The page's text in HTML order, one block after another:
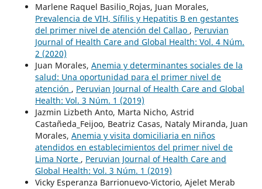
Marlene Raquel Basilio_Rojas, Juan Morales,
Prevalencia de VIH, Sífilis y Hepatitis B en gestantes
del primer nivel de atención del Callao , Peruvian
Journal of Health Care and Global Health: Vol. 4 Núm.
2 (2020)
Juan Morales, Anemia y determinantes sociales de la
salud: Una oportunidad para el primer nivel de
atención , Peruvian Journal of Health Care and Global
Health: Vol. 3 Núm. 1 (2019)
Jazmin Lizbeth Anto, Marta Nicho, Astrid
Castañeda_Feijoo, Beatriz Casas, Nataly Miranda, Juan
Morales, Anemia y visita domiciliaria en niños
atendidos en establecimientos del primer nivel de
Lima Norte , Peruvian Journal of Health Care and
Global Health: Vol. 3 Núm. 1 (2019)
Vicky Esperanza Barrionuevo-Victorio, Ajelet Merab